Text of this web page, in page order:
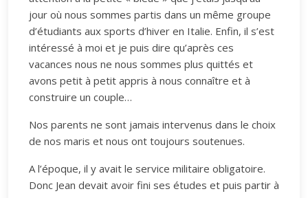
jour où nous sommes partis dans un même groupe
d’étudiants aux sports d’hiver en Italie. Enfin, il s’est
intéressé à moi et je puis dire qu’après ces
vacances nous ne nous sommes plus quittés et
avons petit à petit appris à nous connaître et à
construire un couple…
Nos parents ne sont jamais intervenus dans le choix
de nos maris et nous ont toujours soutenues.
A l’époque, il y avait le service militaire obligatoire.
Donc Jean devait avoir fini ses études et puis partir à